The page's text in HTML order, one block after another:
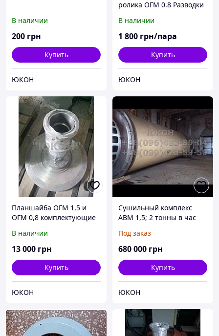
В наличии
200 грн
Купить
ЮКОН
ролика ОГМ 0.8 Разводки
0.8
В наличии
1 800 грн/пара
Купить
ЮКОН
Планшайба ОГМ 1,5 и
ОГМ 0,8 комплектующие
В наличии
13 000 грн
Купить
ЮКОН
Сушильный комплекс
АВМ 1,5; 2 тонны в час
Под заказ
680 000 грн
Купить
ЮКОН